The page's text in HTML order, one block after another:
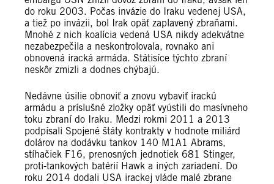
do roku 2003. Počas invázie do Iraku vedenej USA,
a tiež po invázii, bol Irak opäť zaplavený zbraňami.
Mnohé z nich koalícia vedená USA nikdy adekvátne
nezabezpečila a neskontrolovala, rovnako ani
obnovená iracká armáda. Státisíce týchto zbraní
neskôr zmizli a dodnes chýbajú.
Nedávne úsilie obnoviť a znovu vybaviť irackú
armádu a príslušné zložky opäť vyústili do masívneho
toku zbraní do Iraku. Medzi rokmi 2011 a 2013
podpísali Spojené štáty kontrakty v hodnote miliárd
dolárov na dodávku tankov 140 M1A1 Abrams,
stíhačiek F16, prenosných jednotiek 681 Stinger,
proti-tankových batérií Hawk a iných zariadení. Do
roku 2014 dodali USA irackej vláde malé zbrane